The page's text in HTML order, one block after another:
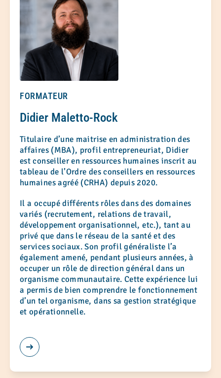
FORMATEUR
Didier Maletto-Rock
Titulaire d’une maitrise en administration des
affaires (MBA), profil entrepreneuriat, Didier
est conseiller en ressources humaines inscrit au
tableau de l’Ordre des conseillers en ressources
humaines agréé (CRHA) depuis 2020.
Il a occupé différents rôles dans des domaines
variés (recrutement, relations de travail,
développement organisationnel, etc.), tant au
privé que dans le réseau de la santé et des
services sociaux. Son profil généraliste l’a
également amené, pendant plusieurs années, à
occuper un rôle de direction général dans un
organisme communautaire. Cette expérience lui
a permis de bien comprendre le fonctionnement
d’un tel organisme, dans sa gestion stratégique
et opérationnelle.